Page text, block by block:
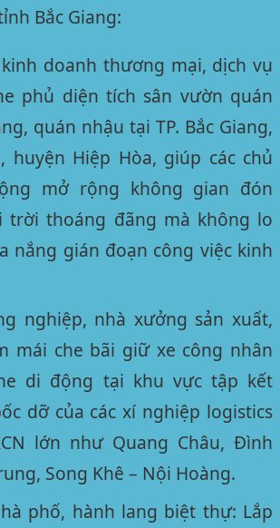
Bắc Giang:
doanh thương mại, dịch vụ
phủ diện tích sân vườn quán
quán nhậu tại TP. Bắc Giang,
huyện Hiệp Hòa, giúp các chủ
mở rộng không gian đón
trời thoáng đãng mà không lo
nắng gián đoạn công việc kinh
nghiệp, nhà xưởng sản xuất,
mái che bãi giữ xe công nhân
di động tại khu vực tập kết
dỡ của các xí nghiệp logistics
lớn như Quang Châu, Đình
Song Khê – Nội Hoàng.
phố, hành lang biệt thự: Lắp